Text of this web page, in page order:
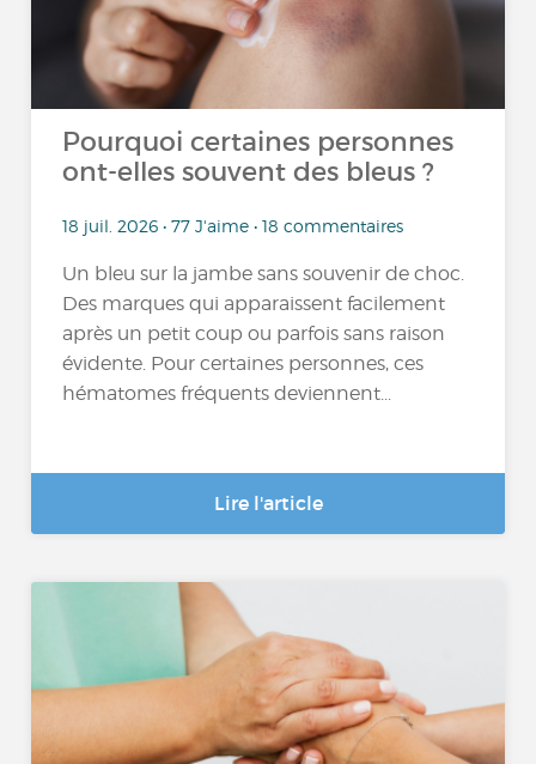
Pourquoi certaines personnes
ont-elles souvent des bleus ?
18 juil. 2026 • 77 J'aime • 18 commentaires
Un bleu sur la jambe sans souvenir de choc.
Des marques qui apparaissent facilement
après un petit coup ou parfois sans raison
évidente. Pour certaines personnes, ces
hématomes fréquents deviennent...
Lire l'article